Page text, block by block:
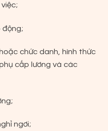
động;
chức danh, hình thức
cấp lương và các
ngơi;